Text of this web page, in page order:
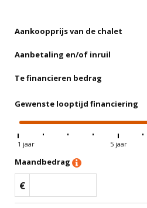
Aankoopprijs van de chalet
Aanbetaling en/of inruil
Te financieren bedrag
Gewenste looptijd financiering
1 jaar 5 jaar
Maandbedrag
€